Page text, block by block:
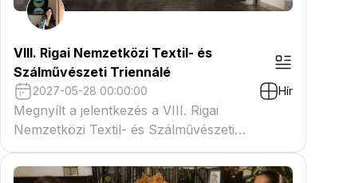
VIII. Rigai Nemzetközi Textil- és
Szálművészeti Triennálé
2027-05-28 00:00:00 Hír
Megnyílt a jelentkezés a VIII. Rigai
Nemzetközi Textil- és Szálművészeti
Triennáléra